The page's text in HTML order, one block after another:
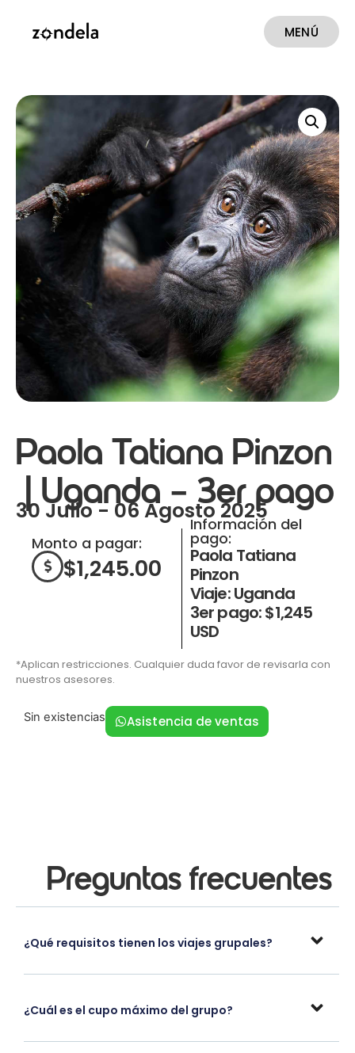
MENÚ
Paola Tatiana Pinzon
| Uganda – 3er pago
30 Julio - 06 Agosto 2025
Monto a pagar:
$1,245.00
Información del
pago:
Paola Tatiana
Pinzon
Viaje: Uganda
3er pago: $1,245
USD
*Aplican restricciones. Cualquier duda favor de revisarla con
nuestros asesores.
Sin existencias Asistencia de ventas
Preguntas frecuentes
¿Qué requisitos tienen los viajes grupales?
¿Cuál es el cupo máximo del grupo?